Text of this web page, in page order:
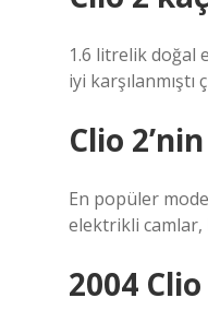
1.6 litrelik doğal
iyi
Clio
En popüler
elektrikli camlar,
2004